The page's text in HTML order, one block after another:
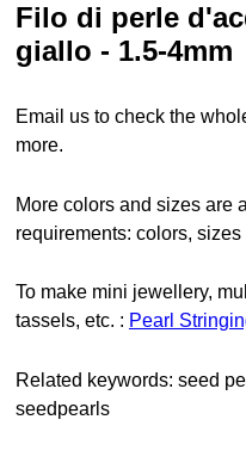
filo di perle d'acqua dolce - Tinti -
giallo - 1.5-4mm
Email us to check the wholesale prices of 100 strands or
more.
More colors and sizes are available. Email us your
requirements: colors,
To make mini jewellery, multi-strand necklaces, bracelets,
tassels, etc. : Pearl
Related keywords: seed pearl, seed pearls, seedpearl,
seedpearls